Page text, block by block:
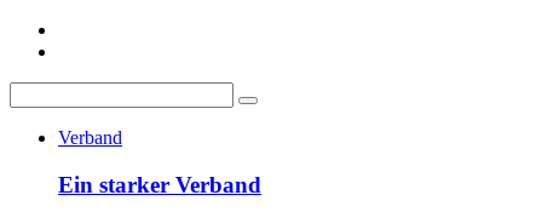
Verband
Ein starker Verband